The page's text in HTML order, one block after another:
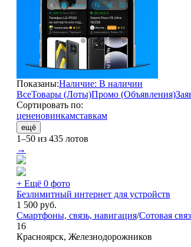
Показаны:Наличие: В наличии
ВсеТовары (Лоты)Промо (Объявления)
Сортировать по:
цененовинкамставкам
ещё
1–50 из 435 лотов
→
+ Ещё 0 фото
Безлимитный интернет для устройств
1 500 руб.
Смартфоны, связь, навигация/Сотовая
16
Красноярск, Железнодорожников